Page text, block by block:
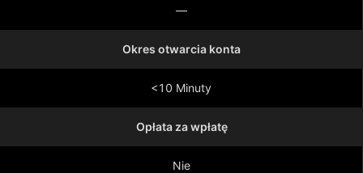
—
Okres otwarcia konta
<10 Minuty
Opłata za wpłatę
Nie